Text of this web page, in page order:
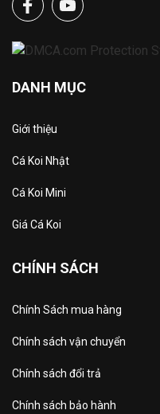
DANH MỤC
Giới thiệu
Cá Koi Nhật
Cá Koi Mini
Giá Cá Koi
CHÍNH SÁCH
Chính Sách mua hàng
Chính sách vận chuyển
Chính sách đổi trả
Chính sách bảo hành